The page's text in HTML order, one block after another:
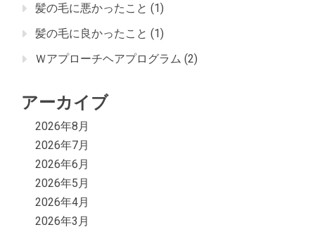
髪の毛に悪かったこと (1)
髪の毛に良かったこと (1)
Ｗアプローチヘアプログラム (2)
アーカイブ
2026年8月
2026年7月
2026年6月
2026年5月
2026年4月
2026年3月